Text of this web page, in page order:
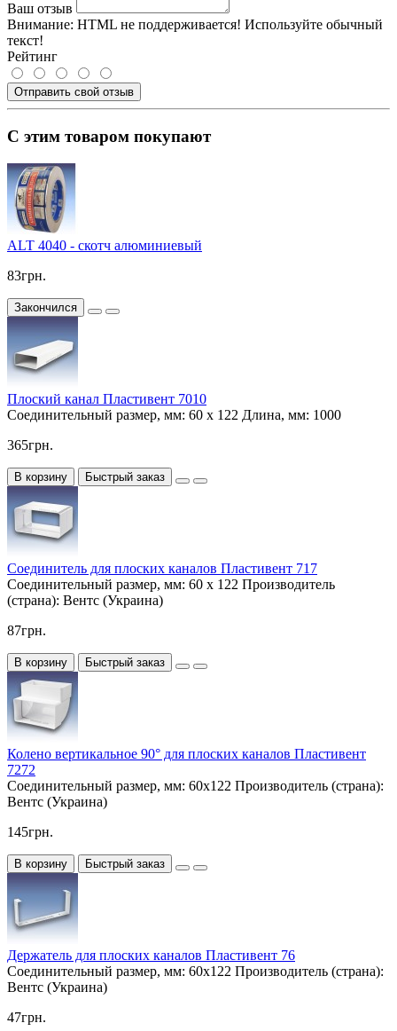
Ваш отзыв
Внимание: HTML не поддерживается! Используйте обычный
текст!
Рейтинг
Отправить свой отзыв
С этим товаром покупают
ALT 4040 - скотч алюминиевый
83грн.
Закончился
Плоский канал Пластивент 7010
Соединительный размер, мм: 60 х 122 Длина, мм: 1000
365грн.
В корзину Быстрый заказ
Соединитель для плоских каналов Пластивент 717
Соединительный размер, мм: 60 х 122 Производитель
(страна): Вентс (Украина)
87грн.
В корзину Быстрый заказ
Колено вертикальное 90° для плоских каналов Пластивент
7272
Соединительный размер, мм: 60х122 Производитель (страна):
Вентс (Украина)
145грн.
В корзину Быстрый заказ
Держатель для плоских каналов Пластивент 76
Соединительный размер, мм: 60х122 Производитель (страна):
Вентс (Украина)
47грн.